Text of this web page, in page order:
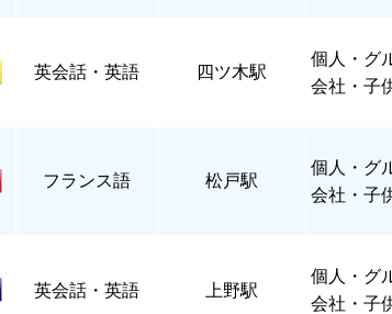
英会話・英語 四ツ木駅
個人
・グ
会社・子
フランス語 松戸駅
個人
・グ
会社・子
英会話・英語 上野駅
個人
・グ
会社・子